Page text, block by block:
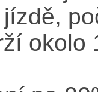
okolo